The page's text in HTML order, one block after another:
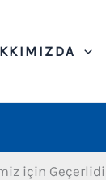
için